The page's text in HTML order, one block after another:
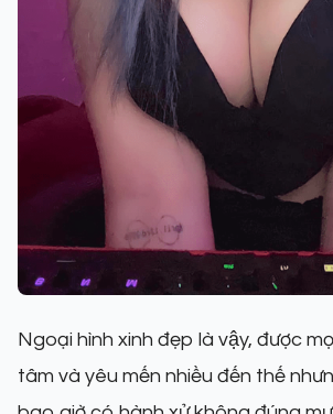
Ngoại hình xinh đẹp là vậy, được
tâm và yêu mến nhiều đến thế